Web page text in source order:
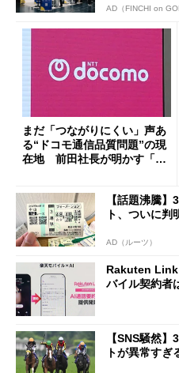
AD（FINCHI on
まだ「つながりにくい」声あ
る“ドコモ通信品質問題”の現
在地 前田社長が明かす「道
【話題沸騰
ト、ついに判
AD（ルーツ）
Rakuten Link
バイル契約者
【SNS騒然
トが異常すぎ